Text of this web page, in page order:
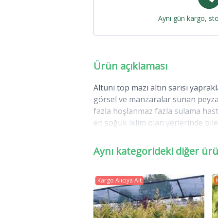
Aynı gün kargo,
Ürün açıklaması
Altuni top mazı altın sarısı
görsel ve manzaralar sunan
fazla hoşlanmaz fazla sulama
en soğuk iklim olan yerlerinde
Kuzey Yarımkürede; Kuzey
edilmektir. Mazılar pul yapraklı,
Kuvvetli kokuya sahip olan pul
yeşildir. Sürgünün geniş
yanlarında yer alan karşılıklı
Aynı kategorideki diğer
Kargo Alıcıya Ait